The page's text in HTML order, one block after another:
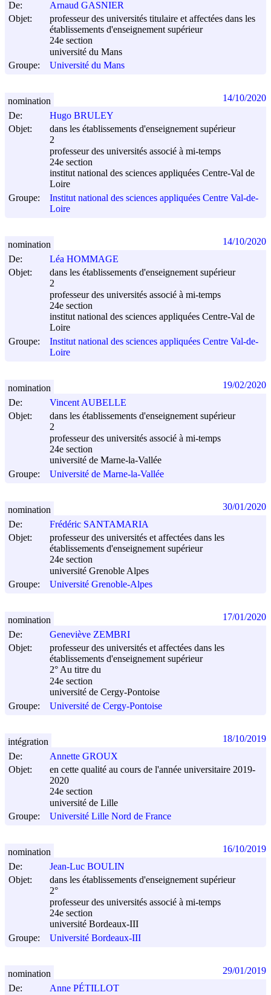
De:
Arnaud GASNIER
Objet:
professeur des universités titulaire et affectées dans les
établissements d'enseignement supérieur
24e section
université du Mans
Groupe:
Université du Mans
De:
Hugo BRULEY
Objet:
dans les établissements d'enseignement supérieur
2
professeur des universités associé à mi-temps
24e section
institut national des sciences appliquées Centre-Val de
Loire
Groupe:
Institut national des sciences appliquées Centre Val-de-
Loire
nomination 14/10/2020
De:
Léa HOMMAGE
Objet:
dans les établissements d'enseignement supérieur
2
professeur des universités associé à mi-temps
24e section
institut national des sciences appliquées Centre-Val de
Loire
Groupe:
Institut national des sciences appliquées Centre Val-de-
Loire
nomination 14/10/2020
De:
Vincent AUBELLE
Objet:
dans les établissements d'enseignement supérieur
2
professeur des universités associé à mi-temps
24e section
université de Marne-la-Vallée
Groupe:
Université de Marne-la-Vallée
nomination 19/02/2020
De:
Frédéric SANTAMARIA
Objet:
professeur des universités et affectées dans les
établissements d'enseignement supérieur
24e section
université Grenoble Alpes
Groupe:
Université Grenoble-Alpes
nomination 30/01/2020
De:
Geneviève ZEMBRI
Objet:
professeur des universités et affectées dans les
établissements d'enseignement supérieur
2° Au titre du
24e section
université de Cergy-Pontoise
Groupe:
Université de Cergy-Pontoise
nomination 17/01/2020
De:
Annette GROUX
Objet:
en cette qualité au cours de l'année universitaire 2019-
2020
24e section
université de Lille
Groupe:
Université Lille Nord de France
intégration 18/10/2019
De:
Jean-Luc BOULIN
Objet:
dans les établissements d'enseignement supérieur
2°
professeur des universités associé à mi-temps
24e section
université Bordeaux-III
Groupe:
Université Bordeaux-III
nomination 16/10/2019
De:
Anne PÉTILLOT
nomination 29/01/2019